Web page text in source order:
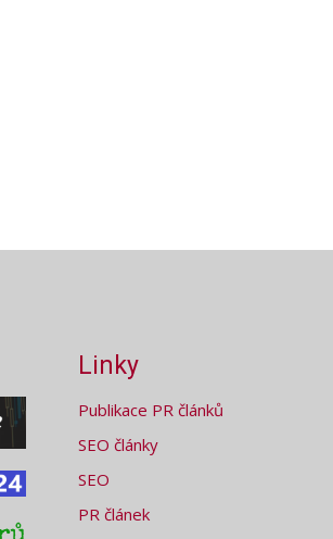
Linky
Publikace PR článků
SEO články
SEO
PR článek